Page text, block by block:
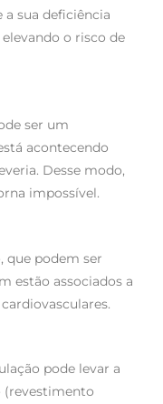
a sua deficiência
o risco de
ser um
acontecendo
Desse modo,
impossível.
que podem ser
estão associados a
pode levar a
(revestimento